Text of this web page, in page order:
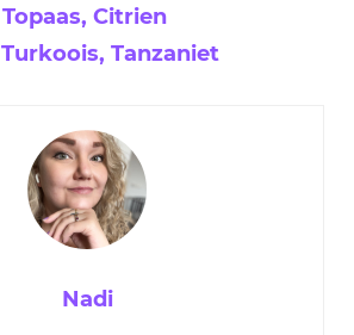
Topaas, Citrien
Turkoois, Tanzaniet
Nadi